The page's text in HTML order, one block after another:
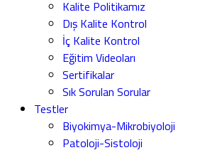
Kalite Politikamız
Dış Kalite Kontrol
İç Kalite Kontrol
Eğitim Videoları
Sertifikalar
Sık Sorulan Sorular
Testler
Biyokimya-Mikrobiyoloji
Patoloji-Sistoloji